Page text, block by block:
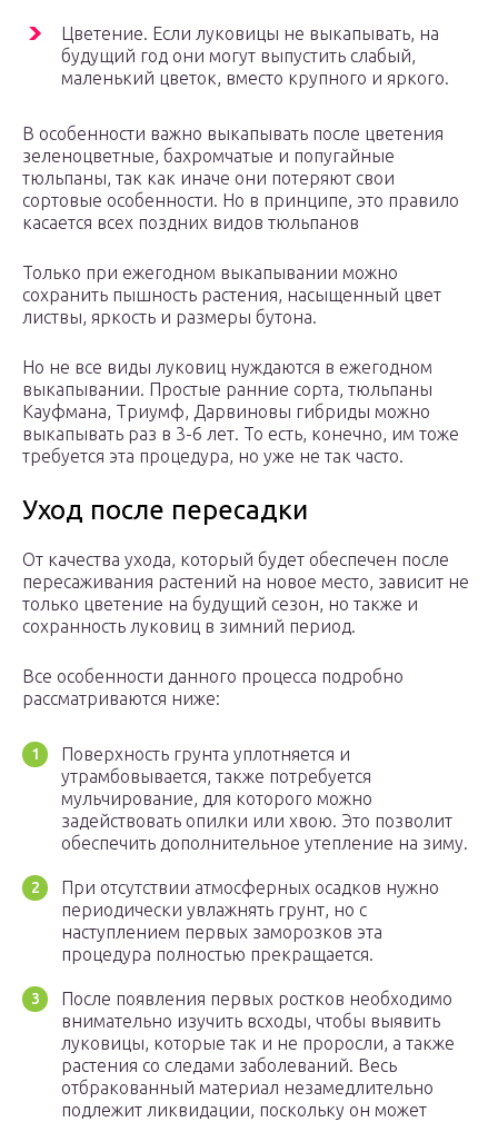
Цветение. Если луковицы не выкапывать, на
будущий год они могут выпустить слабый,
маленький цветок, вместо крупного и яркого.
В особенности важно выкапывать после цветения
зеленоцветные, бахромчатые и попугайные
тюльпаны, так как иначе они потеряют свои
сортовые особенности. Но в принципе, это правило
касается всех поздних видов тюльпанов
Только при ежегодном выкапывании можно
сохранить пышность растения, насыщенный цвет
листвы, яркость и размеры бутона.
Но не все виды луковиц нуждаются в ежегодном
выкапывании. Простые ранние сорта, тюльпаны
Кауфмана, Триумф, Дарвиновы гибриды можно
выкапывать раз в 3-6 лет. То есть, конечно, им тоже
требуется эта процедура, но уже не так часто.
Уход после пересадки
От качества ухода, который будет обеспечен после
пересаживания растений на новое место, зависит не
только цветение на будущий сезон, но также и
сохранность луковиц в зимний период.
Все особенности данного процесса подробно
рассматриваются ниже:
Поверхность грунта уплотняется и
утрамбовывается, также потребуется
мульчирование, для которого можно
задействовать опилки или хвою. Это позволит
обеспечить дополнительное утепление на зиму.
При отсутствии атмосферных осадков нужно
периодически увлажнять грунт, но с
наступлением первых заморозков эта
процедура полностью прекращается.
После появления первых ростков необходимо
внимательно изучить всходы, чтобы выявить
луковицы, которые так и не проросли, а также
растения со следами заболеваний. Весь
отбракованный материал незамедлительно
подлежит ликвидации, поскольку он может